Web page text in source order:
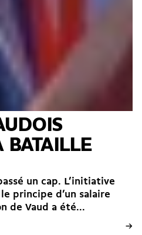
BATAILLE
un cap. L’initiative
principe d’un salaire
de Vaud a été...
→